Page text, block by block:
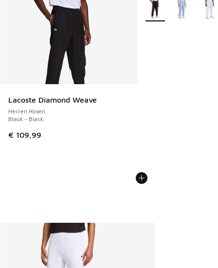
Lacoste Diamond Weave
Herren Hosen
Black - Black
€ 109,99
Weitere Farben